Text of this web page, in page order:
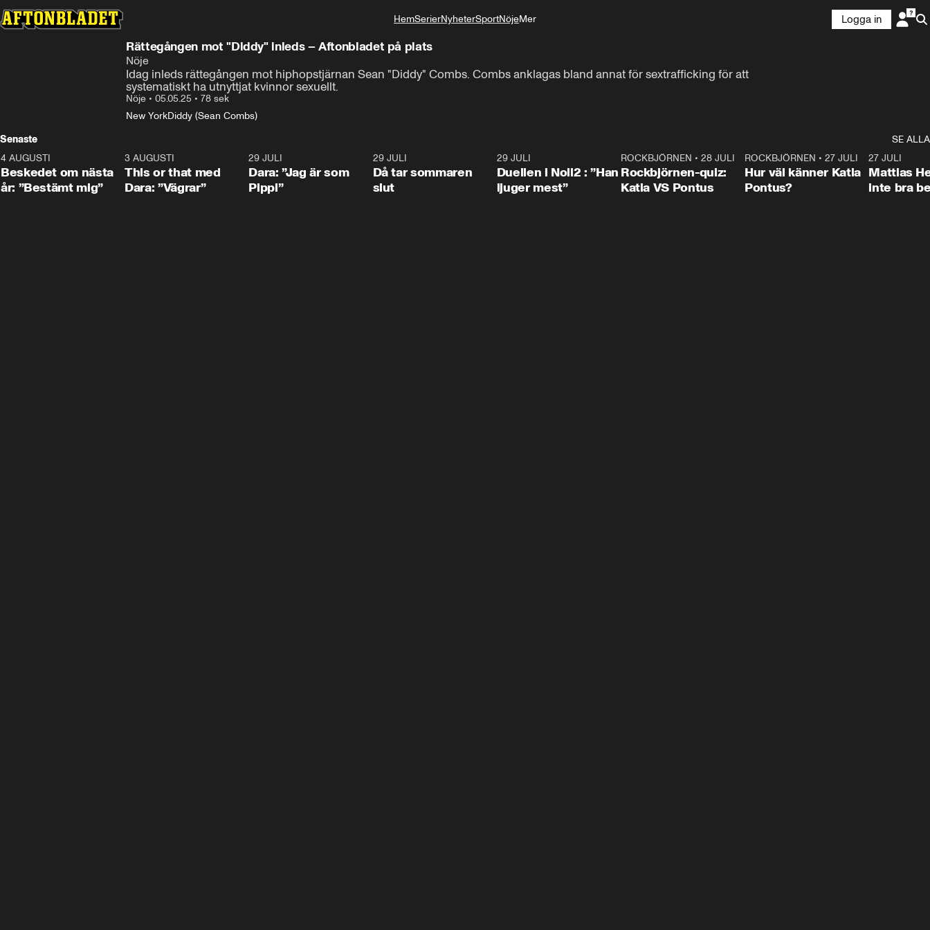
HemSerierNyheterSportNöjeMer
Logga in
Rättegången mot "Diddy" inleds – Aftonbladet på plats
Nöje
Idag inleds rättegången mot hiphopstjärnan Sean "Diddy" Combs. Combs anklagas bland annat för sextrafficking för att
systematiskt ha utnyttjat kvinnor sexuellt.
Nöje • 05.05.25 • 78 sek
New YorkDiddy (Sean Combs)
Senaste
SE ALLA
0:24
4 AUGUSTI
Beskedet om nästa
år: ”Bestämt mig”
1:02
3 AUGUSTI
This or that med
Dara: ”Vägrar”
29 JULI
Dara: ”Jag är som
Pippi”
29 JULI
Då tar sommaren
slut
29 JULI
Duellen i Noll2 : ”Han
ljuger mest”
0:15
ROCKBJÖRNEN • 28 JULI
Rockbjörnen-quiz:
Katia VS Pontus
0:46
ROCKBJÖRNEN •27 JULI
Hur väl känner Katia
Pontus?
27 JULI
Mattias
inte bra